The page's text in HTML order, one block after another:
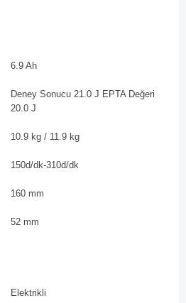
6.9 Ah
Deney Sonucu 21.0 J EPTA Değeri
20.0 J
10.9 kg / 11.9 kg
150d/dk-310d/dk
160 mm
52 mm
Elektrikli